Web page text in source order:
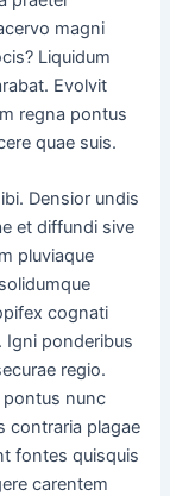
magni
Liquidum
Evolvit
regna pontus
quae suis.
Densior undis
et diffundi sive
pluviaque
cognati
Igni ponderibus
regio.
pontus nunc
contraria plagae
fontes quisquis
carentem